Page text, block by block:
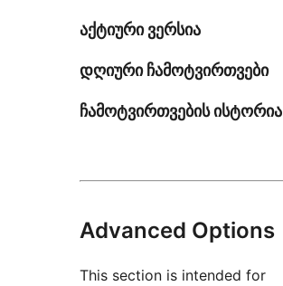
აქტიური ვერსია
დღიური ჩამოტვირთვები
ჩამოტვირთვების ისტორია
Advanced Options
This section is intended for